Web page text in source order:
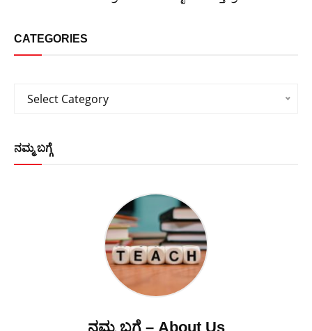
CATEGORIES
Categories
Select Category
ನಮ್ಮ ಬಗ್ಗೆ
ನಮ್ಮ ಬಗ್ಗೆ – About Us